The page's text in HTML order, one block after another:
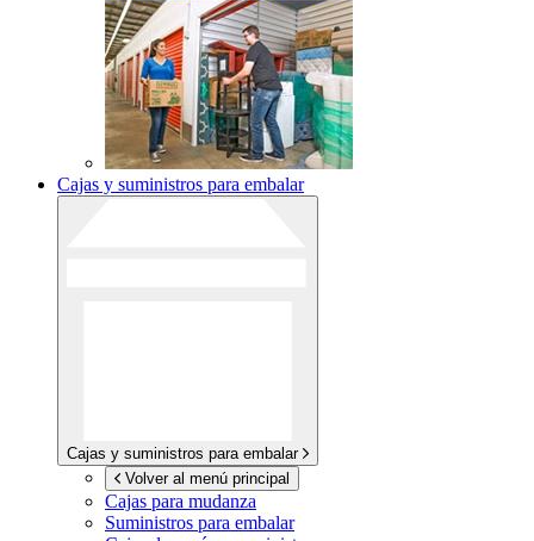
Cajas y suministros para embalar
Cajas y suministros para embalar
Volver al menú principal
Cajas para mudanza
Suministros para embalar